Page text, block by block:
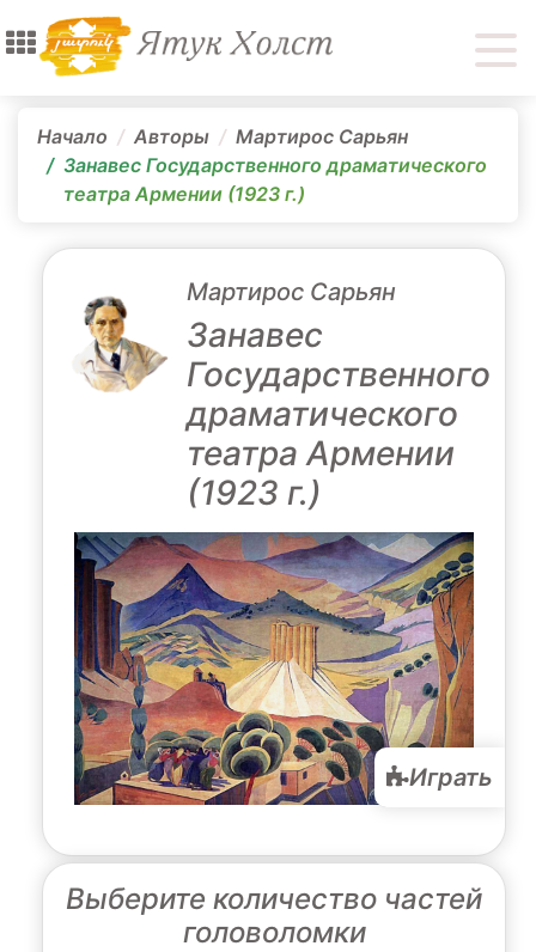
Начало Авторы
Мартирос Сарьян
Занавес Государственного драматического
театра Армении (1923 г.)
Мартирос Сарьян
Занавес
Государственного
драматического
театра Армении
(1923 г.)
Играть
Выберите количество частей
головоломки